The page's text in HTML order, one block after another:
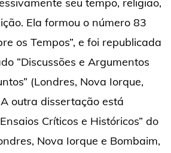
Ela formou o número 83
os Tempos”, e foi republicada
“Discussões e Argumentos
(Londres, Nova Iorque,
outra dissertação está
Críticos e Históricos” do
Nova Iorque e Bombaim,